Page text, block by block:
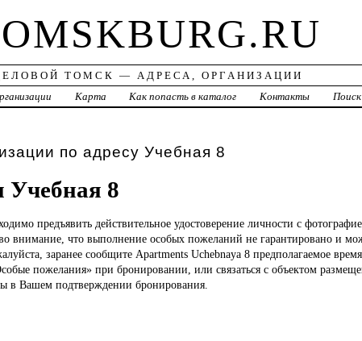
ТОМСК — АДРЕСА, ОРГАНИЗАЦИИ
Карта Как попасть в каталог Контакты Поиск
по адресу Учебная 8
Учебная 8
предъявить действительное удостоверение личности с
внимание, что выполнение особых пожеланий не гарантировано и
заранее сообщите Apartments Uchebnaya 8 предполагаемое
пожелания» при бронировании, или связаться с объектом
в Вашем подтверждении бронирования.